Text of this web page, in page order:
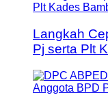
Langkah
Pj serta Plt